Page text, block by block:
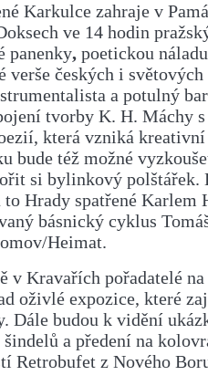
Karkulce zahraje v
ve 14 hodin
panenky, poetickou
verše českých i
a potulný
tvorby K. H. Máchy
která vzniká kreativní
bude též možné
si bylinkový polštářek.
to Hrady spatřené Karlem
básnický cyklus
Heimat.
v Kravařích pořadatelé na
oživlé expozice, které
Dále budou k vidění
a předení na
Retrobufet z Nového